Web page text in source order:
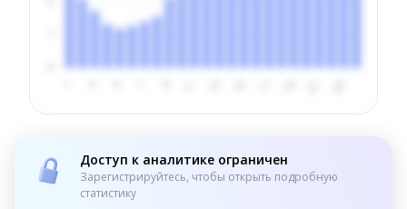
Доступ к аналитике ограничен
Зарегистрируйтесь, чтобы открыть подробную
статистику